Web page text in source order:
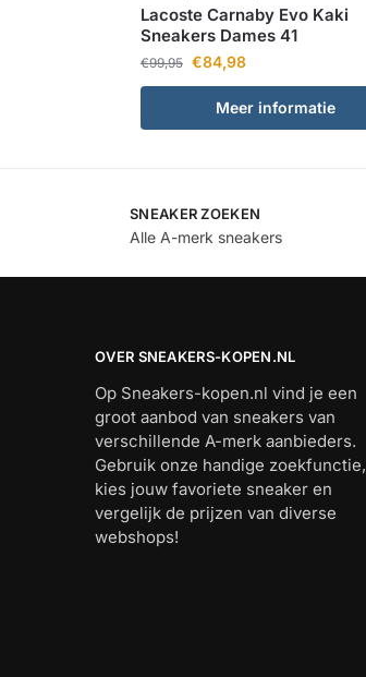
Lacoste Carnaby Evo Kaki
Sneakers Dames 41
€99,95 €84,98
Meer informatie
SNEAKER ZOEKEN
Alle A-merk sneakers
OVER SNEAKERS-KOPEN.NL
Op Sneakers-kopen.nl vind je een
groot aanbod van sneakers van
verschillende A-merk aanbieders.
Gebruik onze handige zoekfunctie,
kies jouw favoriete sneaker en
vergelijk de prijzen van diverse
webshops!